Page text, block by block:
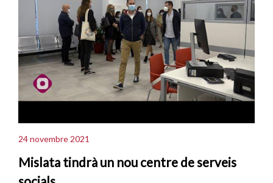
24 novembre 2021
Mislata tindrà un nou centre de serveis